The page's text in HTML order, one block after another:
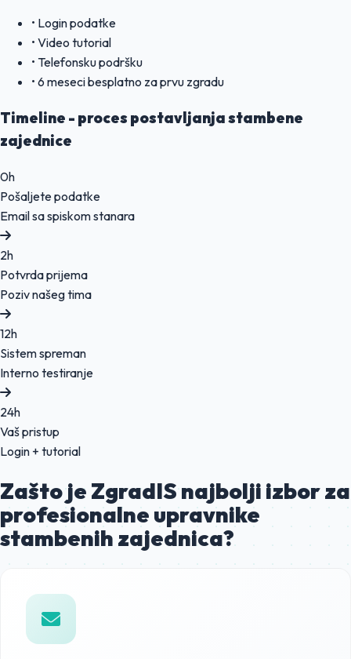
• Login podatke
• Video tutorial
• Telefonsku podršku
• 6 meseci besplatno za prvu zgradu
Timeline - proces postavljanja stambene
zajednice
0h
Pošaljete podatke
Email sa spiskom stanara
2h
Potvrda prijema
Poziv našeg tima
12h
Sistem spreman
Interno testiranje
24h
Vaš pristup
Login + tutorial
Zašto je ZgradISnajbolji izborza
profesionalne upravnike
stambenih zajednica?